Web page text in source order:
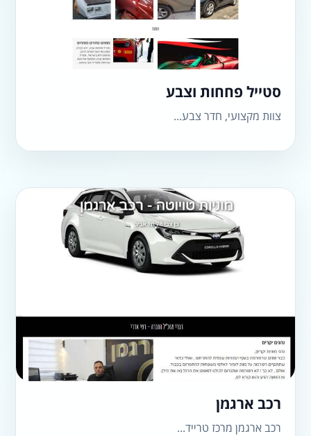
סטייל פחחות וצבע
​צוות מקצועי, חדר צבע...
רכב ארגמן
רכב ארגמן מרכז טרייד...